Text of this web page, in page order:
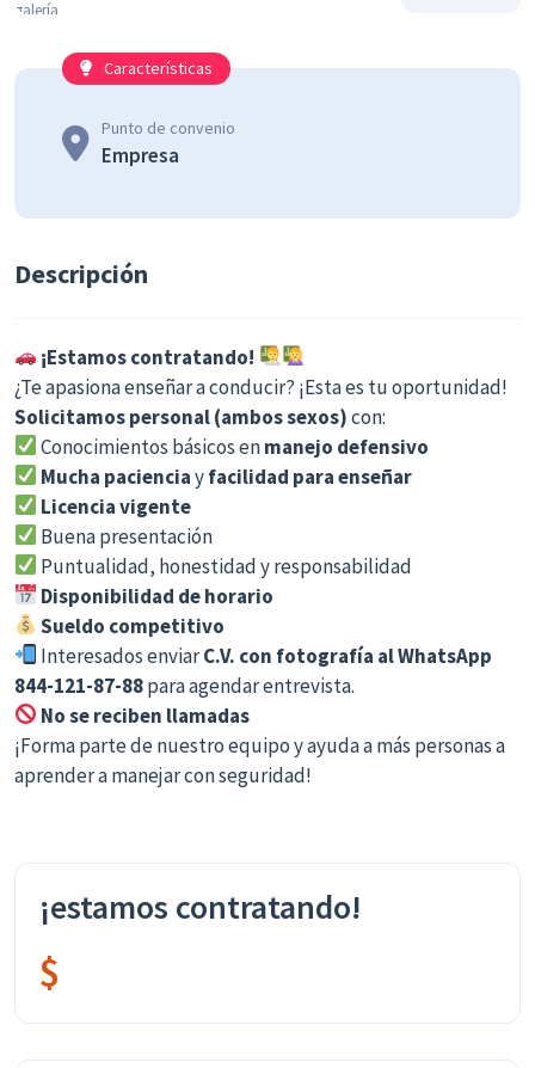
Características
Punto de convenio
Empresa
Descripción
¡Estamos contratando!
¿Te apasiona enseñar a conducir? ¡Esta es tu oportunidad!
Solicitamos personal (ambos sexos)con:
Conocimientos básicos enmanejo defensivo
Mucha pacienciayfacilidad para enseñar
Licencia vigente
Buena presentación
Puntualidad, honestidad y responsabilidad
Disponibilidad de horario
Sueldo competitivo
Interesados enviarC.V. con fotografía al WhatsApp
844-121-87-88para agendar entrevista.
No se reciben llamadas
¡Forma parte de nuestro equipo y ayuda a más personas a
aprender a manejar con seguridad!
¡estamos contratando!
$